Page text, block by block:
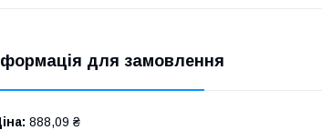
для замовлення
888,09 ₴